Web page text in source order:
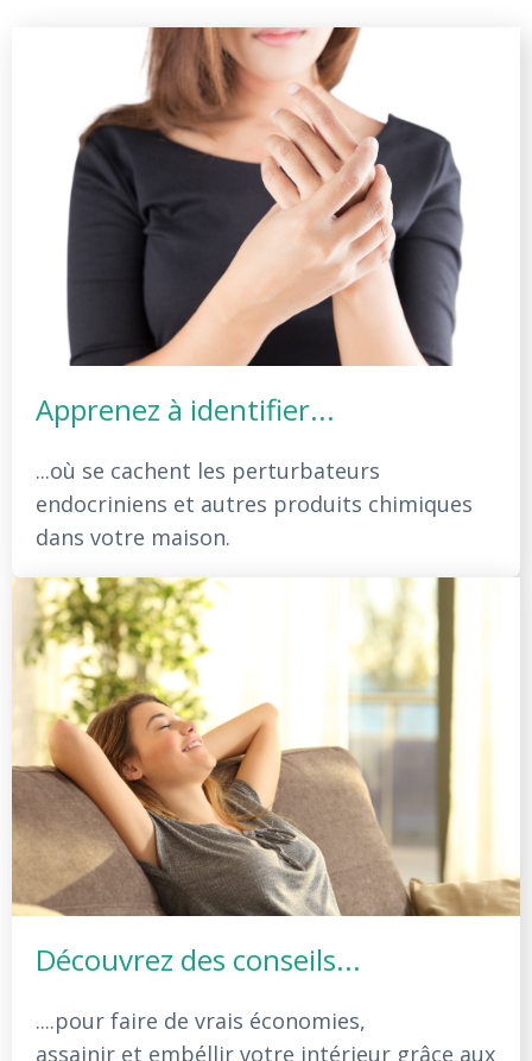
Apprenez à identifier...
...où se cachent les perturbateurs
endocriniens et autres produits chimiques
dans votre maison.
Découvrez des conseils...
....pour faire de vrais économies,
assainir et embéllir votre intérieur grâce aux